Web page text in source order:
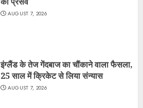
AUGUST 7, 2026
इंग्लैंड के तेज गेंदबाज का चौंकाने वाला फैसला,
25 साल में क्रिकेट से लिया संन्यास
AUGUST 7, 2026